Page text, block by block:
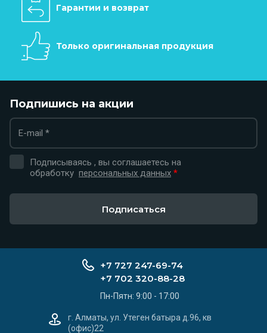
Гарантии и возврат
Только оригинальная продукция
Подпишись на акции
Подписываясь , вы соглашаетесь на
обработку персональных данных *
Подписаться
+7 727 247-69-74
+7 702 320-88-28
Пн-Пятн: 9:00 - 17:00
г. Алматы, ул. Утеген батыра д.96, кв
(офис)22